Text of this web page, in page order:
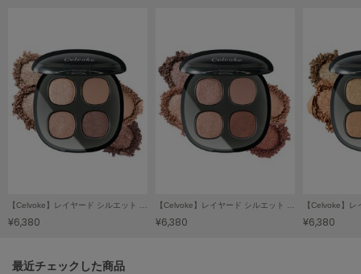
Henon.
へノン
HUNTER
ハンター
【Celvoke】レイヤード シルエット アイズ 01
¥6,380
【Celvoke】レイヤード シルエット アイズ 02
¥6,380 ¥6,380
関連記事
最近チェックした商品